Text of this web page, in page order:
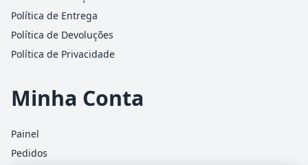
Política de Entrega
Política de Devoluções
Política de Privacidade
Minha Conta
Painel
Pedidos